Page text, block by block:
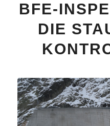
BFE-
DIE